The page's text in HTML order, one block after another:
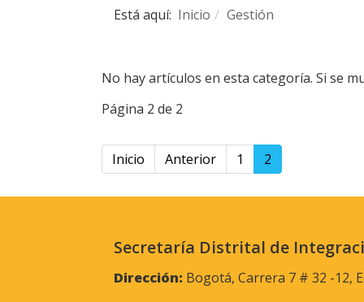
Está aquí: Inicio Gestión
No hay artículos en esta categoría. Si se
Página 2 de 2
Inicio Anterior 1 2
Secretaría Distrital de
Dirección: Bogotá, Carrera 7 # 32 -12,